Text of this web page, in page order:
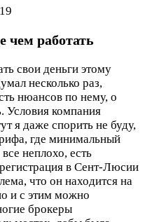
чем работать
свои деньги этому
несколько раз,
нюансов по нему, о
Условия компания
я даже спорить не буду,
где минимальный
неплохо, есть
в Сент-Люсии
что он находится на
и с этим можно
брокеры